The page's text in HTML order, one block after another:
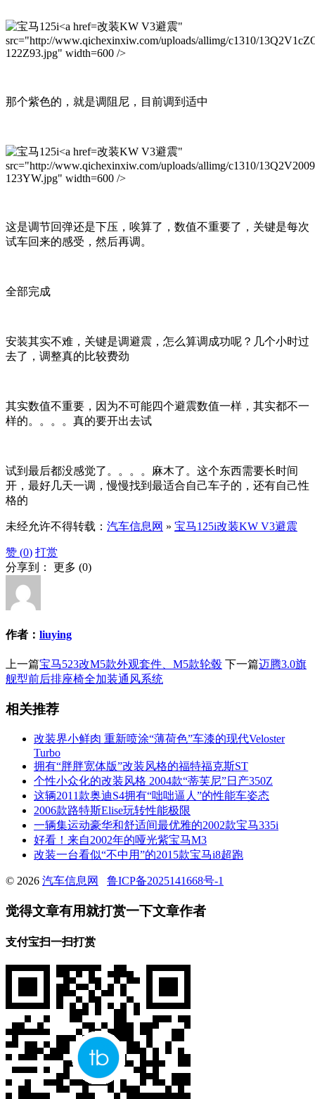
改装KW V3避震"
src="http://www.qichexinxiw.com/uploads/allimg/c1310/
122Z93.jpg" width=600 />
那个紫色的，就是调阻尼，目前调到适中
改装KW V3避震"
src="http://www.qichexinxiw.com/uploads/allimg/c1310/
123YW.jpg" width=600 />
这是调节回弹还是下压，唉算了，数值不重要了，关键是每次
试车回来的感受，然后再调。
全部完成
安装其实不难，关键是调避震，怎么算调成功呢？几个小时过
去了，调整真的比较费劲
其实数值不重要，因为不可能四个避震数值一样，其实都不一
样的。。。。真的要开出去试
试到最后都没感觉了。。。。麻木了。这个东西需要长时间
开，最好几天一调，慢慢找到最适合自己车子的，还有自己性
格的
未经允许不得转载： 汽车信息网 » 宝马125i改装KW V3避震
赞 (0) 打赏
分享到： 更多 (0)
作者： liuying
上一篇宝马523改M5款外观套件、M5款轮毂 下一篇迈腾3.0旗
舰型前后排座椅全加装通风系统
相关推荐
改装界小鲜肉 重新喷涂“薄荷色”车漆的现代Veloster
Turbo
拥有“胖胖宽体版”改装风格的福特福克斯ST
个性小众化的改装风格 2004款“蒂芙尼”日产350Z
这辆2011款奥迪S4拥有“咄咄逼人”的性能车姿态
2006款路特斯Elise玩转性能极限
一辆集运动豪华和舒适间最优雅的2002款宝马335i
好看！来自2002年的哑光紫宝马M3
改装一台看似“不中用”的2015款宝马i8超跑
© 2026 汽车信息网 鲁ICP备2025141668号-1
觉得文章有用就打赏一下文章作者
支付宝扫一扫打赏